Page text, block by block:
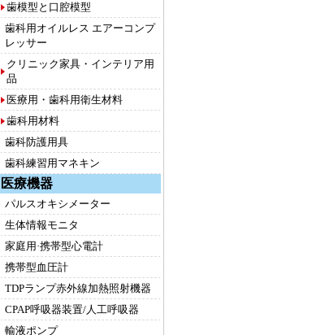
歯模型と口腔模型
歯科用オイルレス エアーコンプ
レッサー
クリニック家具・インテリア用
品
医療用・歯科用衛生材料
歯科用材料
歯科防護用具
歯科練習用マネキン
医療機器
パルスオキシメーター
生体情報モニタ
家庭用·携帯型心電計
携帯型血圧計
TDPランプ赤外線加熱照射機器
CPAP呼吸器装置/人工呼吸器
輸液ポンプ